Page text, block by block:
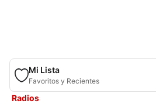
Mi Lista
Favoritos y Recientes
Radios